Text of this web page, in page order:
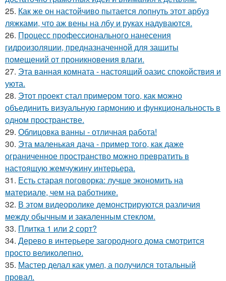
25. Как же он настойчиво пытается лопнуть этот арбуз
ляжками, что аж вены на лбу и руках надуваются.
26. Процесс профессионального нанесения
гидроизоляции, предназначенной для защиты
помещений от проникновения влаги.
27. Эта ванная комната - настоящий оазис спокойствия и
уюта.
28. Этот проект стал примером того, как можно
объединить визуальную гармонию и функциональность в
одном пространстве.
29. Облицовка ванны - отличная работа!
30. Эта маленькая дача - пример того, как даже
ограниченное пространство можно превратить в
настоящую жемчужину интерьера.
31. Есть старая поговорка: лучше экономить на
материале, чем на работнике.
32. В этом видеоролике демонстрируются различия
между обычным и закаленным стеклом.
33. Плитка 1 или 2 сорт?
34. Дерево в интерьере загородного дома смотрится
просто великолепно.
35. Мастер делал как умел, а получился тотальный
провал.